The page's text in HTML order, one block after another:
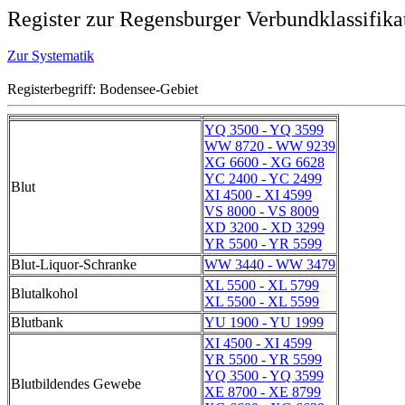
Register zur Regensburger
Zur Systematik
Registerbegriff: Bodensee-Gebiet
Blut
YQ 3500 - YQ 3599
WW 8720 - WW 9239
XG 6600 - XG 6628
YC 2400 - YC 2499
XI 4500 - XI 4599
VS 8000 - VS 8009
XD 3200 - XD 3299
YR 5500 - YR 5599
Blut-Liquor-Schranke
WW 3440 - WW 3479
Blutalkohol
XL 5500 - XL 5799
XL 5500 - XL 5599
Blutbank
YU 1900 - YU 1999
Blutbildendes Gewebe
XI 4500 - XI 4599
YR 5500 - YR 5599
YQ 3500 - YQ 3599
XE 8700 - XE 8799